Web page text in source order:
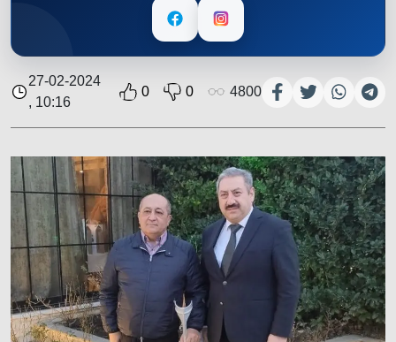
27-02-2024
, 10:16
0 0 4800